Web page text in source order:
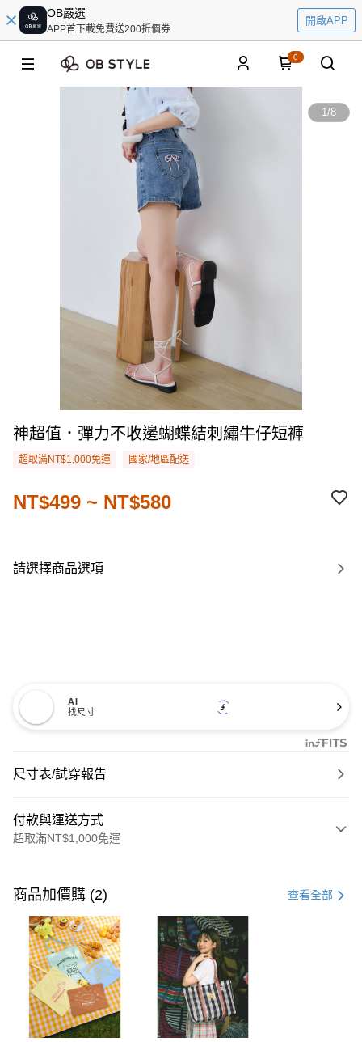
OB嚴選
APP首下載免費送200折價券
開啟APP
0
1/8
神超值．彈力不收邊蝴蝶結刺繡牛仔短褲
超取滿NT$1,000免運 國家/地區配送
NT$499 ~ NT$580
請選擇商品選項
AI
找尺寸
尺寸表/試穿報告
付款與運送方式
超取滿NT$1,000免運
信用卡一次付款
購物金
超商取貨付款
LINE Pay
街口支付
商品加價購 (2) 查看全部